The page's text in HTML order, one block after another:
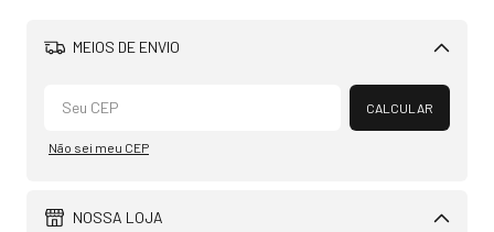
MEIOS DE ENVIO
Alterar CEP
CALCULAR
Não sei meu CEP
NOSSA LOJA